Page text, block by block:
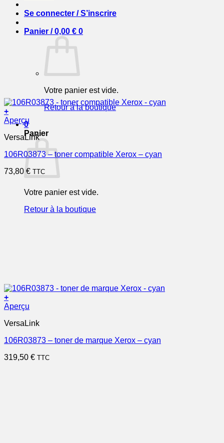
Se connecter / S’inscrire
Panier /0,00 € 0
Votre panier est vide.
Retour à la boutique
0
Panier
Votre panier est vide.
Retour à la boutique
+
Aperçu
VersaLink
106R03873 – toner compatible Xerox – cyan
73,80 € TTC
+
Aperçu
VersaLink
106R03873 – toner de marque Xerox – cyan
319,50 € TTC